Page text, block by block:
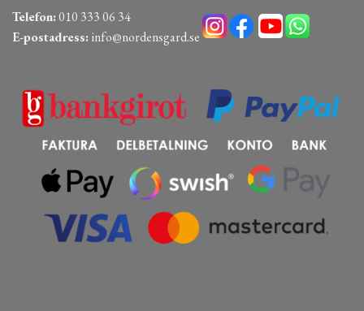
Telefon:010 333 06 34
E-postadress: info@nordensgard.se